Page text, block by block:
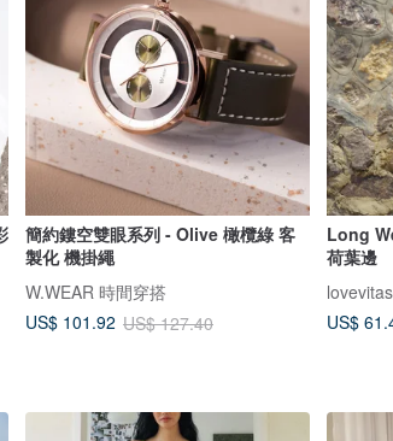
簡約鏤空雙眼系列 - Olive 橄欖綠 客
製化 機掛繩
W.WEAR 時間穿搭
US$ 101.92 US$ 127.40
Long
荷葉邊
US$